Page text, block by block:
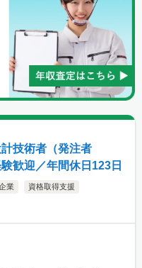
技術者（発注者
歓迎／年間休日123日
業 資格取得支援